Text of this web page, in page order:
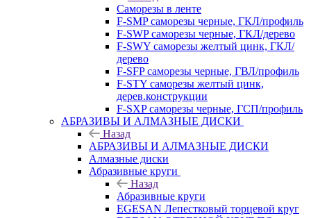
Саморезы в ленте
F-SMP саморезы черные, ГКЛ/профиль
F-SWP саморезы черные, ГКЛ/дерево
F-SWY саморезы желтый цинк, ГКЛ/
дерево
F-SFP саморезы черные, ГВЛ/профиль
F-STY саморезы желтый цинк,
дерев.конструкции
F-SXP саморезы черные, ГСП/профиль
АБРАЗИВЫ И АЛМАЗНЫЕ ДИСКИ
Назад
АБРАЗИВЫ И АЛМАЗНЫЕ ДИСКИ
Алмазные диски
Абразивные круги
Назад
Абразивные круги
EGESAN Лепестковый торцевой круг